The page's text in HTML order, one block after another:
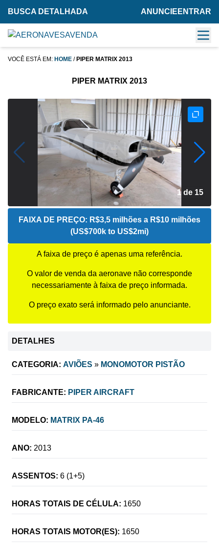
BUSCA DETALHADA ANUNCIE ENTRAR
VOCÊ ESTÁ EM: HOME / PIPER MATRIX 2013
PIPER MATRIX 2013
2 de 15
FAIXA DE PREÇO: R$3,5 milhões a R$10 milhões
(US$700k to US$2mi)
A faixa de preço é apenas uma referência.
O valor de venda da aeronave não corresponde
necessariamente à faixa de preço informada.
O preço exato será informado pelo anunciante.
DETALHES
CATEGORIA: AVIÕES » MONOMOTOR PISTÃO
FABRICANTE: PIPER AIRCRAFT
MODELO: MATRIX PA-46
ANO: 2013
ASSENTOS: 6 (1+5)
HORAS TOTAIS DE CÉLULA: 1650
HORAS TOTAIS MOTOR(ES): 1650